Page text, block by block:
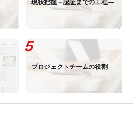
プロジェクトチームの役割